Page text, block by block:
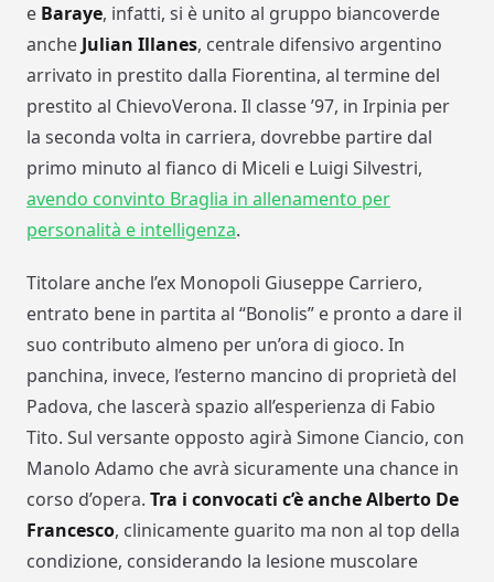
e Baraye, infatti, si è unito al gruppo biancoverde
anche Julian Illanes, centrale difensivo argentino
arrivato in prestito dalla Fiorentina, al termine del
prestito al ChievoVerona. Il classe ’97, in Irpinia per
la seconda volta in carriera, dovrebbe partire dal
primo minuto al fianco di Miceli e Luigi Silvestri,
avendo convinto Braglia in allenamento per
personalità e intelligenza.
Titolare anche l’ex Monopoli Giuseppe Carriero,
entrato bene in partita al “Bonolis” e pronto a dare il
suo contributo almeno per un’ora di gioco. In
panchina, invece, l’esterno mancino di proprietà del
Padova, che lascerà spazio all’esperienza di Fabio
Tito. Sul versante opposto agirà Simone Ciancio, con
Manolo Adamo che avrà sicuramente una chance in
corso d’opera. Tra i convocati c’è anche Alberto De
Francesco, clinicamente guarito ma non al top della
condizione, considerando la lesione muscolare